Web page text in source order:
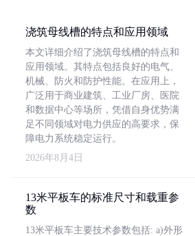
浇筑母线槽的特点和应用领域
本文详细介绍了浇筑母线槽的特点和
应用领域。其特点包括良好的电气、
机械、防火和防护性能。在应用上，
广泛用于商业建筑、工业厂房、医院
和数据中心等场所，凭借自身优势满
足不同领域对电力供应的高要求，保
障电力系统稳定运行。
2026年8月4日
13米平板车的标准尺寸和载重参
数
13米平板车主要技术参数包括: a)外形